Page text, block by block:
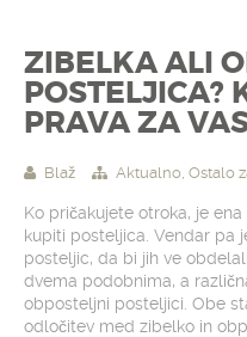
ZIBELKA ALI
POSTELJICA?
PRAVA ZA
Blaž Aktualno, Ostalo
Ko pričakujete otroka, je
kupiti posteljica. Vendar pa
posteljic, da bi jih ve
dvema podobnima, a
obposteljni posteljici. Obe
odločitev med zibelko in